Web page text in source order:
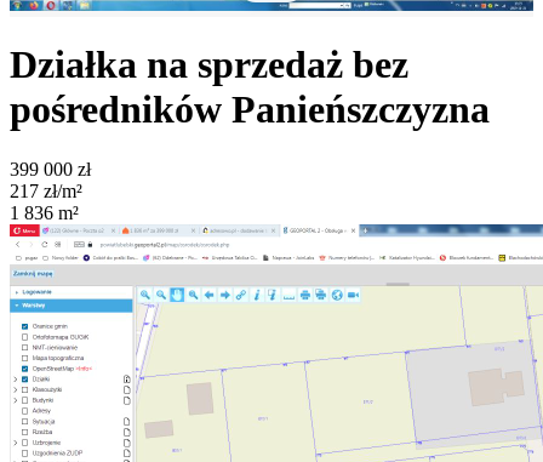
Działka na sprzedaż bez
pośredników Panieńszczyzna
399 000 zł
217 zł/m²
1 836 m²